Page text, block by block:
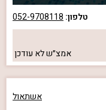
טלפון: 052-9708118
אמצ״שלא עודכן
אשתאול